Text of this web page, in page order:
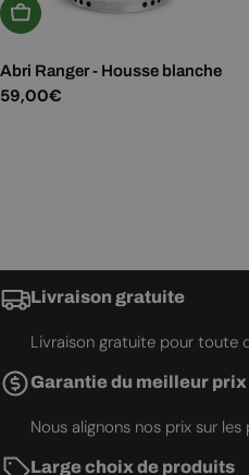
Ajouter Au Panier
Abri Ranger - Housse blanche
Prix
59,00€
Livraison gratuite
Livraison gratuite pour toute
Garantie du meilleur prix
Nous alignons nos prix sur
Large choix de produits